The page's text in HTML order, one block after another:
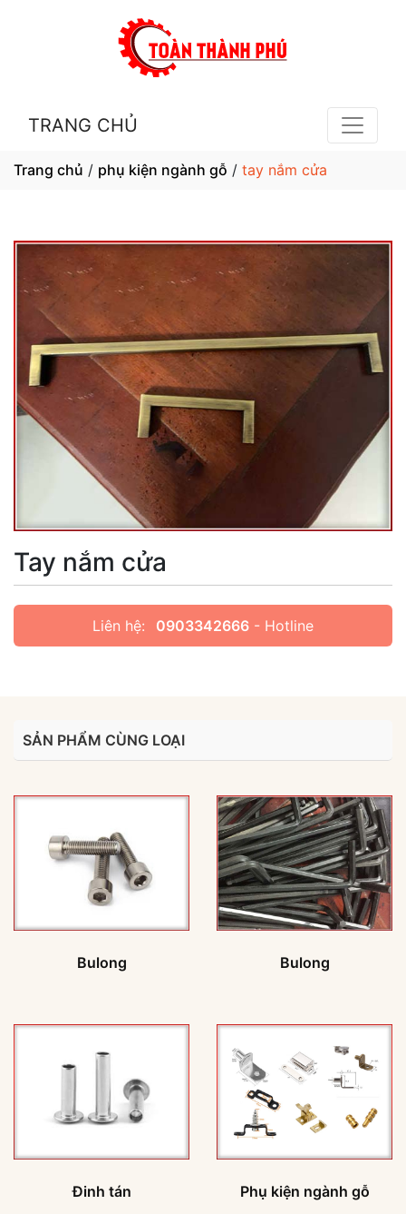
TRANG CHỦ
Trang chủ / phụ kiện ngành gỗ / tay nắm cửa
Tay nắm cửa
Liên hệ: 0903342666 - Hotline
SẢN PHẨM CÙNG LOẠI
Bulong Bulong
Đinh tán Phụ kiện ngành gỗ